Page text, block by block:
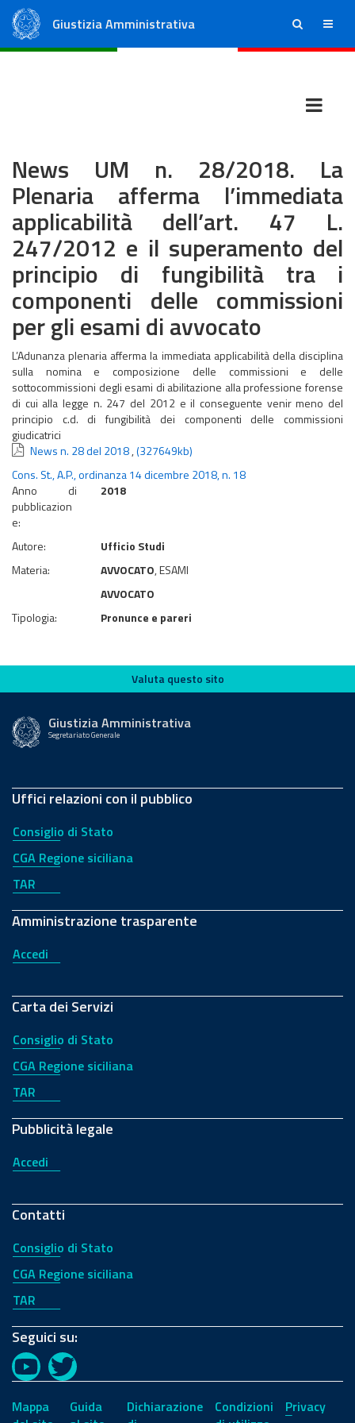
Giustizia Amministrativa ricerca menu
News UM n. 28/2018. La
Plenaria afferma l’immediata
applicabilità dell’art. 47 L.
247/2012 e il superamento del
principio di fungibilità tra i
componenti delle commissioni
per gli esami di avvocato
L’Adunanza plenaria afferma la immediata applicabilità della disciplina
sulla nomina e composizione delle commissioni e delle
sottocommissioni degli esami di abilitazione alla professione forense
di cui alla legge n. 247 del 2012 e il conseguente venir meno del
principio c.d. di fungibilità dei componenti delle commissioni
giudicatrici
News n. 28 del 2018,(327649kb)
Cons. St., A.P., ordinanza 14 dicembre 2018, n. 18
Anno di
pubblicazion
e:
2018
Autore:
Ufficio Studi
Materia:
AVVOCATO, ESAMI
AVVOCATO
Tipologia:
Pronunce e pareri
Valuta questo sito
Valuta questo sito
Giustizia Amministrativa
Segretariato Generale
Uffici relazioni con il pubblico
Consiglio di Stato
CGA Regione siciliana
TAR
Amministrazione trasparente
Accedi
Carta dei Servizi
Consiglio di Stato
CGA Regione siciliana
TAR
Pubblicità legale
Accedi
Contatti
Consiglio di Stato
CGA Regione siciliana
TAR
Seguici su:
YouTubeTwitter
Mappa
Guida
Dichiarazione
Condizioni
Privacy